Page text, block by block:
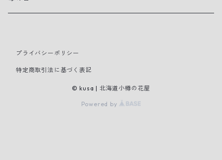
スタンドタイプ装花
プライバシーポリシー
特定商取引法に基づく表記
© kusa | 北海道小樽の花屋
Powered by